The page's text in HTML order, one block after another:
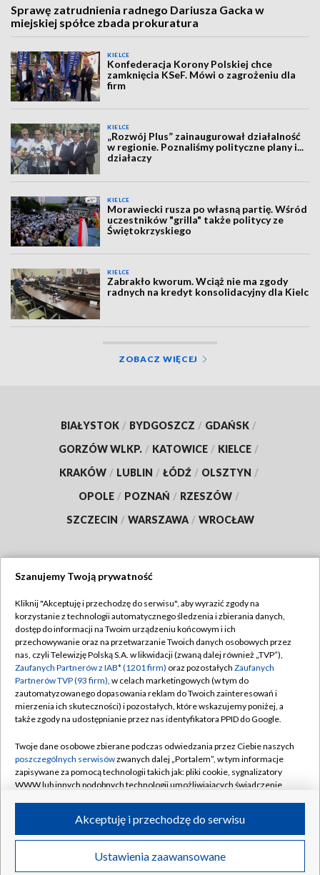
Sprawę zatrudnienia radnego Dariusza Gacka w
miejskiej spółce zbada prokuratura
KIELCE
Konfederacja Korony Polskiej chce
zamknięcia KSeF. Mówi o zagrożeniu dla
firm
KIELCE
„Rozwój Plus” zainaugurował działalność
w regionie. Poznaliśmy polityczne plany i...
działaczy
KIELCE
Morawiecki rusza po własną partię. Wśród
uczestników "grilla" także politycy ze
Świętokrzyskiego
KIELCE
Zabrakło kworum. Wciąż nie ma zgody
radnych na kredyt konsolidacyjny dla Kielc
ZOBACZ WIĘCEJ
BIAŁYSTOK / BYDGOSZCZ / GDAŃSK /
GORZÓW WLKP. / KATOWICE / KIELCE /
KRAKÓW / LUBLIN / ŁÓDŹ / OLSZTYN /
OPOLE / POZNAŃ / RZESZÓW /
SZCZECIN / WARSZAWA / WROCŁAW
TVP
Abonament TVP
Emisja w TVP
Centrum informacji TVP
Naziemna Telewizja Cyfrowa
Rada Programowa
System NOS
Informacje o nadawcy
Program dla prasy
Ogłoszenie przetargowe
Regulamin TVP
Polityka prywatności
Moje zgody
Pomoc
Kontakt
Kanały
©2026 Telewizja Polska S.A. w likwidacji
Szanujemy Twoją prywatność
Kliknij "Akceptuję i przechodzę do serwisu", aby wyrazić zgody na
korzystanie z technologii automatycznego śledzenia i zbierania danych,
dostęp do informacji na Twoim urządzeniu końcowym i ich
przechowywanie oraz na przetwarzanie Twoich danych osobowych przez
nas, czyli Telewizję Polską S.A. w likwidacji (zwaną dalej również „TVP”),
Zaufanych Partnerów z IAB* (1201 firm) oraz pozostałych Zaufanych
Partnerów TVP (93 firm), w celach marketingowych (w tym do
zautomatyzowanego dopasowania reklam do Twoich zainteresowań i
mierzenia ich skuteczności) i pozostałych, które wskazujemy poniżej, a
także zgody na udostępnianie przez nas identyfikatora PPID do Google.
Twoje dane osobowe zbierane podczas odwiedzania przez Ciebie naszych
poszczególnych serwisówzwanych dalej „Portalem”, w tym informacje
zapisywane za pomocą technologii takich jak: pliki cookie, sygnalizatory
WWW lub innych podobnych technologii umożliwiających świadczenie
ruchu w Internecie.
Twoje dane osobowe zbierane podczas odwiedzania przez Ciebie
poszczególnych serwisówna Portalu, takie jak adresy IP, identyfikatory
Ustawienia zaawansowane
Akceptuję i przechodzę do serwisu